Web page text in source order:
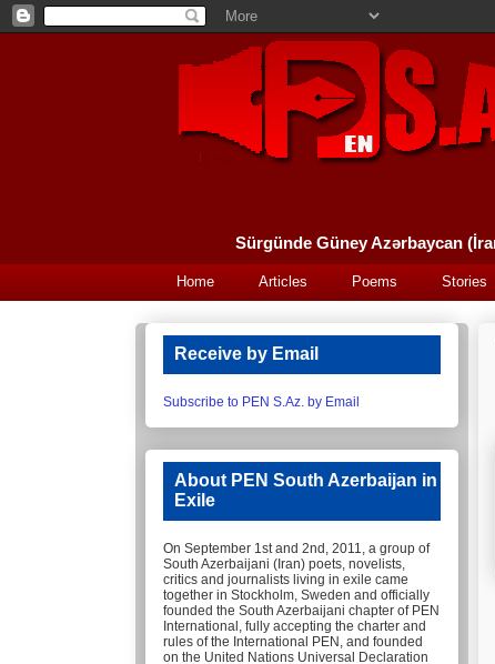
Home Articles Poems Stories
Receive by Email
Subscribe to PEN S.Az. by Email
About PEN South Azerbaijan in
Exile
On September 1st and 2nd, 2011, a group of
South Azerbaijani (Iran) poets, novelists,
critics and journalists living in exile came
together in Stockholm, Sweden and officially
founded the South Azerbaijani chapter of PEN
International, fully accepting the charter and
rules of the International PEN, and founded
on the United Nations Universal Declaration